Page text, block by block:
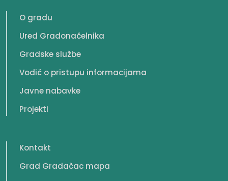
O gradu
Ured Gradonačelnika
Gradske službe
Vodič o pristupu informacijama
Javne nabavke
Projekti
Kontakt
Grad Gradačac mapa